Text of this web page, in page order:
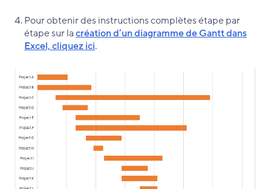
Pour obtenir des instructions complètes étape par
étape sur lacréation d’un diagramme de Gantt dans
Excel, cliquez ici.